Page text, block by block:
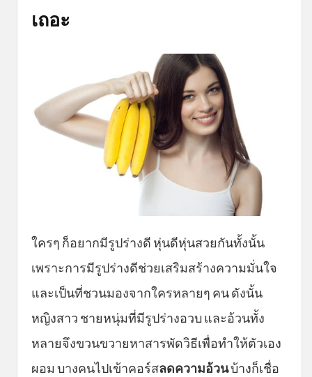
เถอะ
ใครๆ ก็อยากมีรูปร่างดี หุ่นดีหุ่นสวยกันทั้งนั้น
เพราะการมีรูปร่างดีช่วยเสริมสร้างความมั่นใจ
และเป็นที่ชวนมองจากใครหลายๆ คน ดังนั้น
หญิงสาว ชายหนุ่มที่มีรูปร่างอวบ และอ้วนทั้ง
หลายจึงขวนขวายหาสารพัดวิธีเพื่อทำให้ตัวเอง
ผอม บางคนไปเข้าคอร์สลดความอ้วนบ้างก็เชื่อ